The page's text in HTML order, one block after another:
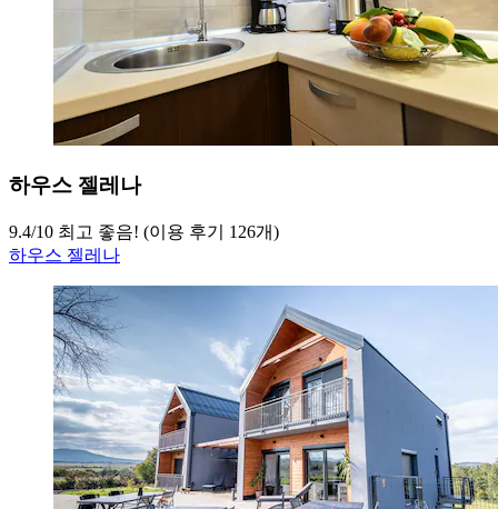
하우스 젤레나
9.4/10 최고 좋음! (이용 후기 126개)
하우스 젤레나